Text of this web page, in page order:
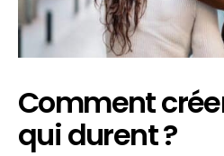
Comment
qui durent ?